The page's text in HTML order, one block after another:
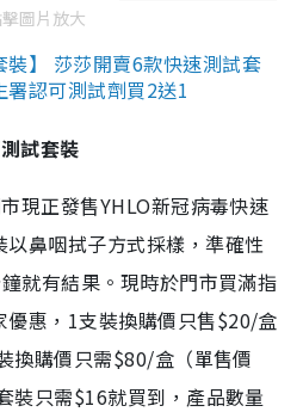
圖片放大
】 莎莎開賣6款快速測試套
認可測試劑買2送1
試套裝
現正發售YHLO新冠病毒快速
鼻咽拭子方式採樣，準確性
就有結果。現時於門市買滿指
優惠，1支裝換購價只售$20/盒
換購價只需$80/盒（單售價
裝只需$16就買到，產品數量